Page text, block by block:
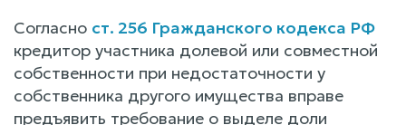
Согласно ст. 256 Гражданского кодекса РФ
кредитор участника долевой или совместной
собственности при недостаточности у
собственника другого имущества вправе
предъявить требование о выделе доли